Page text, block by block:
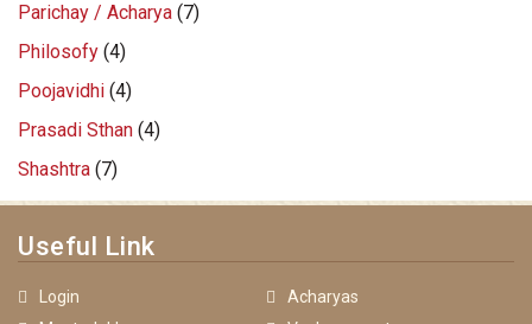
Parichay / Acharya (7)
Philosofy (4)
Poojavidhi (4)
Prasadi Sthan (4)
Shashtra (7)
Useful Link
Login
Acharyas